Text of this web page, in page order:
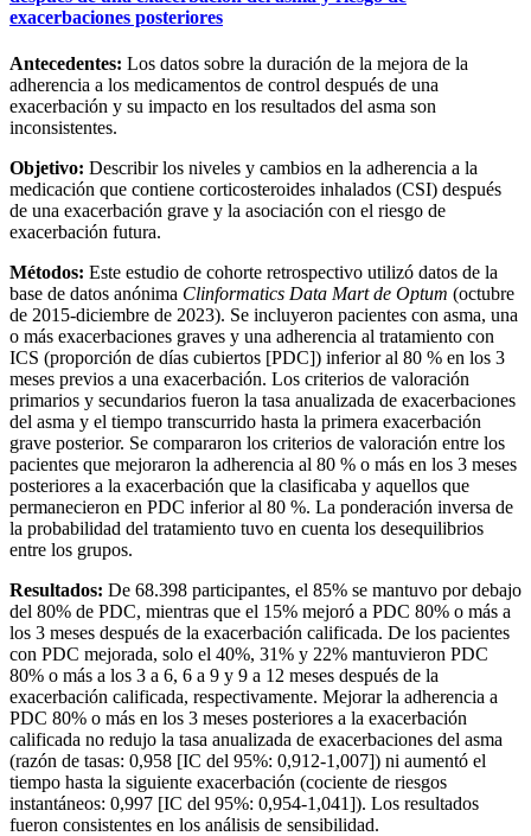
exacerbaciones posteriores
Antecedentes: Los datos sobre la duración de la mejora de la
adherencia a los medicamentos de control después de una
exacerbación y su impacto en los resultados del asma son
inconsistentes.
Objetivo: Describir los niveles y cambios en la adherencia a la
medicación que contiene corticosteroides inhalados (CSI) después
de una exacerbación grave y la asociación con el riesgo de
exacerbación futura.
Métodos: Este estudio de cohorte retrospectivo utilizó datos de la
base de datos anónima Clinformatics Data Mart de Optum (octubre
de 2015-diciembre de 2023). Se incluyeron pacientes con asma, una
o más exacerbaciones graves y una adherencia al tratamiento con
ICS (proporción de días cubiertos [PDC]) inferior al 80 % en los 3
meses previos a una exacerbación. Los criterios de valoración
primarios y secundarios fueron la tasa anualizada de exacerbaciones
del asma y el tiempo transcurrido hasta la primera exacerbación
grave posterior. Se compararon los criterios de valoración entre los
pacientes que mejoraron la adherencia al 80 % o más en los 3 meses
posteriores a la exacerbación que la clasificaba y aquellos que
permanecieron en PDC inferior al 80 %. La ponderación inversa de
la probabilidad del tratamiento tuvo en cuenta los desequilibrios
entre los grupos.
Resultados: De 68.398 participantes, el 85% se mantuvo por debajo
del 80% de PDC, mientras que el 15% mejoró a PDC 80% o más a
los 3 meses después de la exacerbación calificada. De los pacientes
con PDC mejorada, solo el 40%, 31% y 22% mantuvieron PDC
80% o más a los 3 a 6, 6 a 9 y 9 a 12 meses después de la
exacerbación calificada, respectivamente. Mejorar la adherencia a
PDC 80% o más en los 3 meses posteriores a la exacerbación
calificada no redujo la tasa anualizada de exacerbaciones del asma
(razón de tasas: 0,958 [IC del 95%: 0,912-1,007]) ni aumentó el
tiempo hasta la siguiente exacerbación (cociente de riesgos
instantáneos: 0,997 [IC del 95%: 0,954-1,041]). Los resultados
fueron consistentes en los análisis de sensibilidad.